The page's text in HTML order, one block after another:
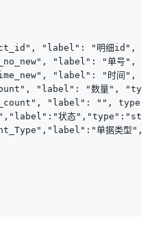
"label": "明细id",
"label": "单号",
"label": "时间",
"label": "数量",
"label": "",
状态
单据类型